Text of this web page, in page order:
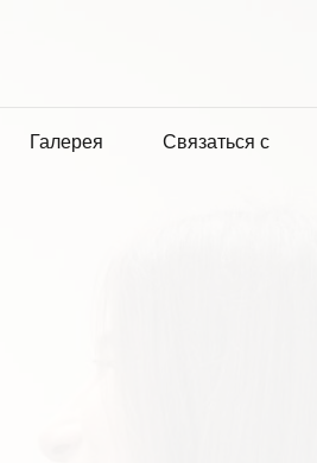
Галерея Связаться с